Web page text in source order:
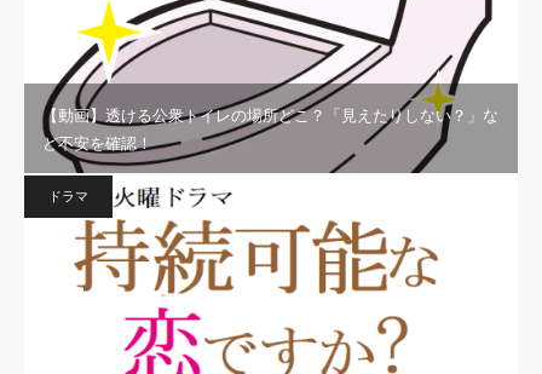
【動画】透ける公衆トイレの場所どこ？「見えたりしない？」な
ど不安を確認！
ドラマ